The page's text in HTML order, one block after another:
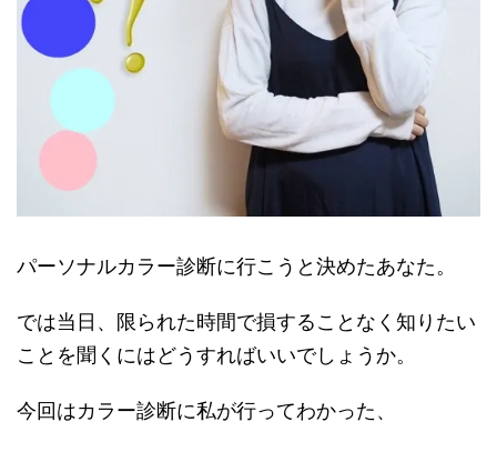
パーソナルカラー診断に行こうと決めたあなた。
では当日、限られた時間で損することなく知りたい
ことを聞くにはどうすればいいでしょうか。
今回はカラー診断に私が行ってわかった、